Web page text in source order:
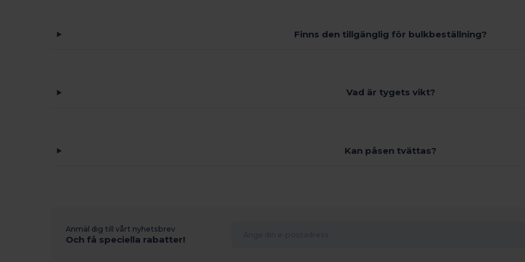
Finns den tillgänglig för bulkbeställning?
Vad är tygets vikt?
Kan påsen tvättas?
Anmäl dig till vårt nyhetsbrev
Och få speciella rabatter!